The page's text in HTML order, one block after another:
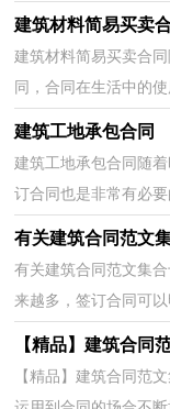
建筑材料简易买卖
建筑材料简易买卖合
同，合同在生活中的
建筑工地承包合同
建筑工地承包合同随
订合同也是非常有必
有关建筑合同范文
有关建筑合同范文集
来越多，签订合同可
【精品】建筑合同
【精品】建筑合同范